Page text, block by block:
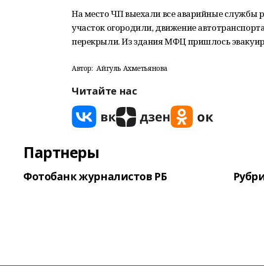
На место ЧП выехали все аварийные службы
участок огородили, движение
перекрыли. Из здания МФЦ пришлось
Автор: Айгуль Ахметьянова
Читайте нас
Партнеры
Фотобанк журналистов РБ